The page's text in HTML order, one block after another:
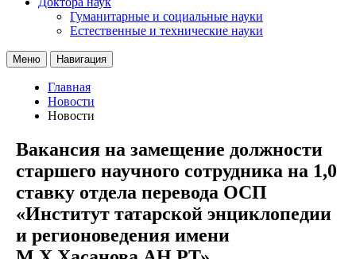
Гуманитарные и социальные науки
Естественные и технические науки
Меню Навигация
Главная
Новости
Новости
Вакансия на замещение должности
старшего научного сотрудника на 1,0
ставку отдела перевода ОСП
«Институт татарской энциклопедии
и регионоведения имени